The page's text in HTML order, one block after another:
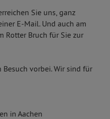
Sie uns, ganz
E-Mail. Und auch am
Rotter Bruch für Sie zur
vorbei. Wir sind für
in Aachen